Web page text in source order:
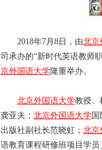
2018年7月8日，由北京
司承办的“新时代英语教师
京外国语大学隆重举办。
北京外国语大学教授、
龚亚夫； 北京外国语大学
出版社副社长范晓虹； 北京
语教育课程研修班项目学员